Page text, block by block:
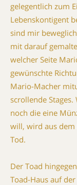
gelegentlich zum
Lebenskontigent
sind mir
mit darauf
welcher Seite
gewünschte
Mario-Macher
scrollende
noch die eine
will, wird aus dem
Tod.
Der Toad
Toad-Haus auf